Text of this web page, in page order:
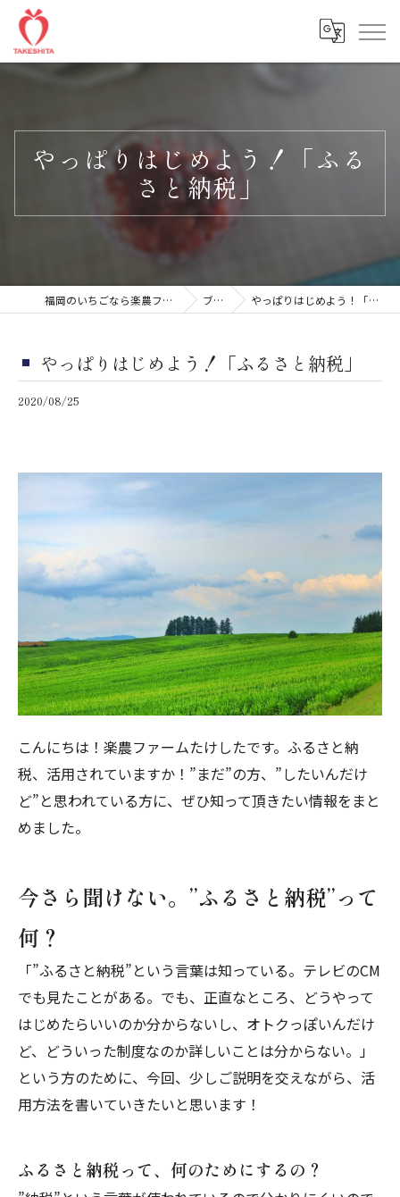
やっぱりはじめよう！「ふる
さと納税」
福岡のいちごなら楽農ファームたけした ブログ やっぱりはじめよう！「ふるさと納税」
やっぱりはじめよう！「ふるさと納税」
2020/08/25
こんにちは！楽農ファームたけしたです。ふるさと納
税、活用されていますか！”まだ”の方、”したいんだけ
ど”と思われている方に、ぜひ知って頂きたい情報をまと
めました。
今さら聞けない。”ふるさと納税”って
何？
「”ふるさと納税”という言葉は知っている。テレビのCM
でも見たことがある。でも、正直なところ、どうやって
はじめたらいいのか分からないし、オトクっぽいんだけ
ど、どういった制度なのか詳しいことは分からない。」
という方のために、今回、少しご説明を交えながら、活
用方法を書いていきたいと思います！
ふるさと納税って、何のためにするの？